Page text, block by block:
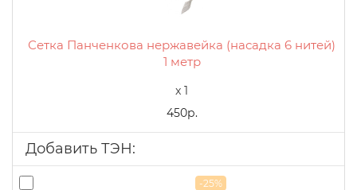
Сетка Панченкова нержавейка (насадка 6 нитей)
1 метр
x 1
450р.
Добавить ТЭН:
-25%